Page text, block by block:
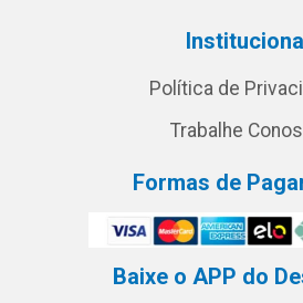
Política de
Trabalhe
Formas de
Baixe o APP do